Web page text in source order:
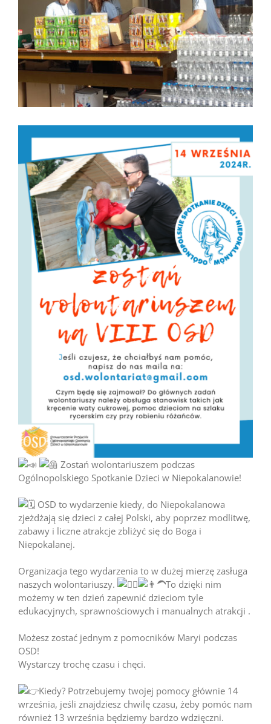
Zostań wolontariuszem podczas
Ogólnopolskiego Spotkanie Dzieci w Niepokalanowie!
OSD to wydarzenie kiedy, do Niepokalanowa
zjeżdżają się dzieci z całej Polski, aby poprzez modlitwę,
zabawy i liczne atrakcje zbliżyć się do Boga i
Niepokalanej.
Organizacja tego wydarzenia to w dużej mierzę zasługa
naszych wolontariuszy.
To dzięki nim
możemy w ten dzień zapewnić dzieciom tyle
edukacyjnych, sprawnościowych i manualnych atrakcji .
Możesz zostać jednym z pomocników Maryi podczas
OSD!
Wystarczy trochę czasu i chęci.
Kiedy? Potrzebujemy twojej pomocy głównie 14
września, jeśli znajdziesz chwilę czasu, żeby pomóc nam
również 13 września będziemy bardzo wdzięczni.